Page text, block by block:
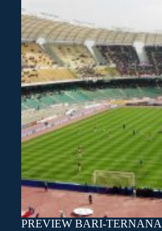
PREVIEW BARI-TERNANA